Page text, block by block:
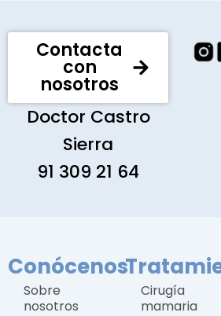
Contacta
con
nosotros
Doctor Castro
Sierra
91 309 21 64
Conócenos
Sobre
nosotros
Cirugía
mamaria